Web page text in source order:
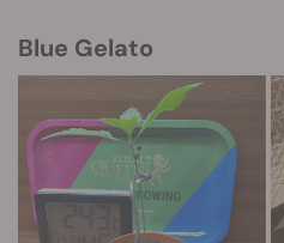
Blue Gelato